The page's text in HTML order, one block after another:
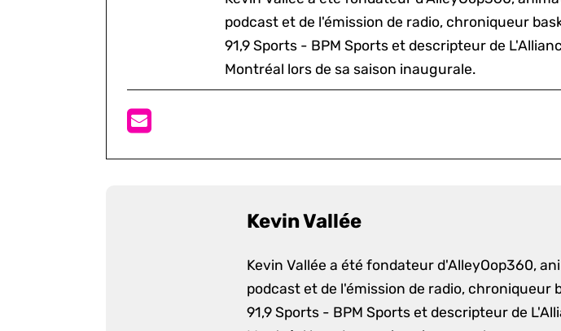
podcast et de l'émission de radio, chroniqueur
91,9 Sports - BPM Sports et descripteur de
Montréal lors de sa saison inaugurale.
Kevin Vallée
Kevin Vallée a été fondateur d'AlleyOop360,
podcast et de l'émission de radio, chroniqueur
91,9 Sports - BPM Sports et descripteur de